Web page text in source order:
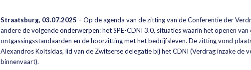
Straatsburg, 03.07.2025 – Op de agenda van de zitting van de Conferentie der
andere de volgende onderwerpen: het SPE-CDNI 3.0, situaties waarin het openen
ontgassingsstandaarden en de hoorzitting met het bedrijfsleven. De zitting vond
Alexandros Koltsidas, lid van de Zwitserse delegatie bij het CDNI (Verdrag inzake de
binnenvaart).